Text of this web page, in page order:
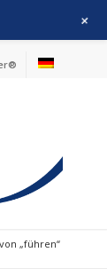
„führen“
+